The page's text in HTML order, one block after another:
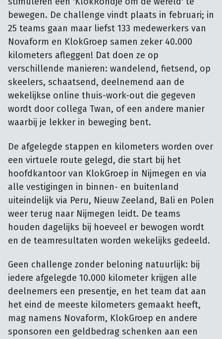
bewegen. De challenge vindt plaats in februari; in
25 teams gaan maar liefst 133 medewerkers van
Novaform en KlokGroep samen zeker 40.000
kilometers afleggen! Dat doen ze op
verschillende manieren: wandelend, fietsend, op
skeelers, schaatsend, deelnemend aan de
wekelijkse online thuis-work-out die gegeven
wordt door collega Twan, of een andere manier
waarbij je lekker in beweging bent.
De afgelegde stappen en kilometers worden over
een virtuele route gelegd, die start bij het
hoofdkantoor van KlokGroep in Nijmegen en via
alle vestigingen in binnen- en buitenland
uiteindelijk via Peru, Nieuw Zeeland, Bali en Polen
weer terug naar Nijmegen leidt. De teams
houden dagelijks bij hoeveel er bewogen wordt
en de teamresultaten worden wekelijks gedeeld.
Geen challenge zonder beloning natuurlijk: bij
iedere afgelegde 10.000 kilometer krijgen alle
deelnemers een presentje, en het team dat aan
het eind de meeste kilometers gemaakt heeft,
mag namens Novaform, KlokGroep en andere
sponsoren een geldbedrag schenken aan een